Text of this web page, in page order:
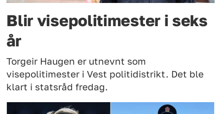
Blir visepolitimester i seks
år
Torgeir Haugen er utnevnt som
visepolitimester i Vest politidistrikt. Det ble
klart i statsråd fredag.